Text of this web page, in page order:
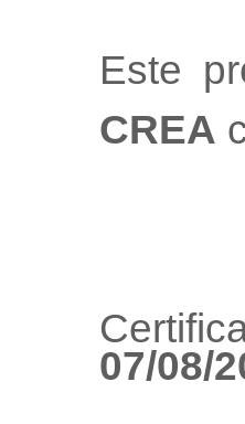
Este
CREA
07/08/